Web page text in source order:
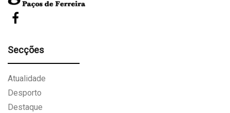
Secções
Atualidade
Desporto
Destaque